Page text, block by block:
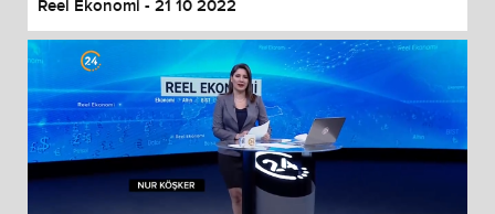
Reel Ekonomi - 21 10 2022